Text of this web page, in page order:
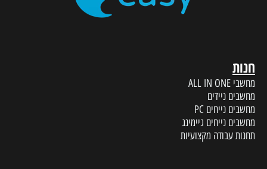
חנות
מחשבי ALL IN ONE
מחשבים ניידים
מחשבים נייחים PC
מחשבים נייחים גיימינג
תחנות עבודה מקצועיות